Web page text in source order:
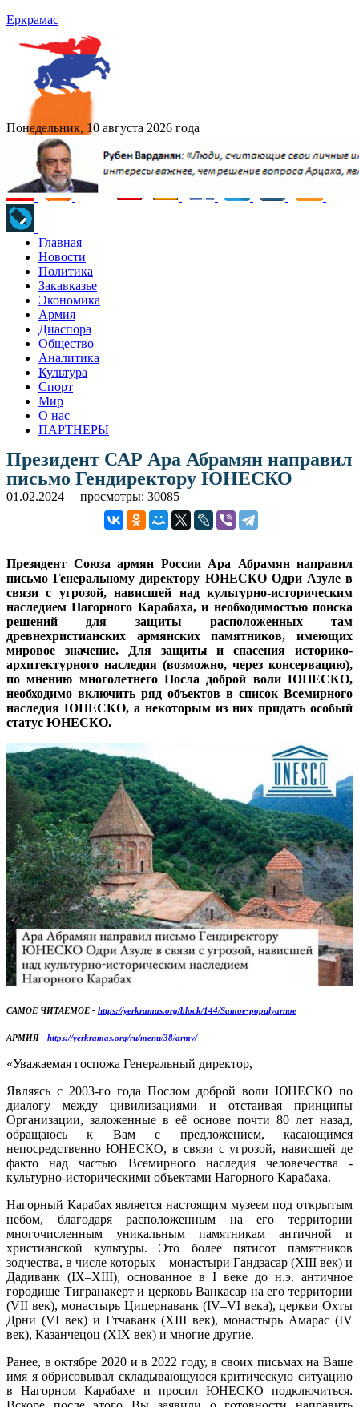
Еркрамас
Понедельник, 10 августа 2026 года
Главная
Новости
Политика
Закавказье
Экономика
Армия
Диаспора
Общество
Аналитика
Культура
Спорт
Мир
О нас
ПАРТНЕРЫ
Президент САР Ара Абрамян направил
письмо Гендиректору ЮНЕСКО
01.02.2024 просмотры: 30085
Президент Союза армян России Ара Абрамян направил
письмо Генеральному директору ЮНЕСКО Одри Азуле в
связи с угрозой, нависшей над культурно-историческим
наследием Нагорного Карабаха, и необходимостью поиска
решений для защиты расположенных там
древнехристианских армянских памятников, имеющих
мировое значение. Для защиты и спасения историко-
архитектурного наследия (возможно, через консервацию),
по мнению многолетнего Посла доброй воли ЮНЕСКО,
необходимо включить ряд объектов в список Всемирного
наследия ЮНЕСКО, а некоторым из них придать особый
статус ЮНЕСКО.
САМОЕ ЧИТАЕМОЕ - https://yerkramas.org/block/144/Samoe-populyarnoe
АРМИЯ - https://yerkramas.org/ru/menu/38/army/
«Уважаемая госпожа Генеральный директор,
Являясь с 2003-го года Послом доброй воли ЮНЕСКО по
диалогу между цивилизациями и отстаивая принципы
Организации, заложенные в её основе почти 80 лет назад,
обращаюсь к Вам с предложением, касающимся
непосредственно ЮНЕСКО, в связи с угрозой, нависшей де
факто над частью Всемирного наследия человечества -
культурно-историческими объектами Нагорного Карабаха.
Нагорный Карабах является настоящим музеем под открытым
небом, благодаря расположенным на его территории
многочисленным уникальным памятникам античной и
христианской культуры. Это более пятисот памятников
зодчества, в числе которых – монастыри Гандзасар (XIII век) и
Дадиванк (IX–XIII), основанное в I веке до н.э. античное
городище Тигранакерт и церковь Ванкасар на его территории
(VII век), монастырь Цицернаванк (IV–VI века), церкви Охты
Дрни (VI век) и Гтчаванк (XIII век), монастырь Амарас (IV
век), Казанчецоц (XIX век) и многие другие.
Ранее, в октябре 2020 и в 2022 году, в своих письмах на Ваше
имя я обрисовывал складывающуюся критическую ситуацию
в Нагорном Карабахе и просил ЮНЕСКО подключиться.